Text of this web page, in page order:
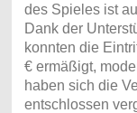
des Spieles ist
Dank der
konnten die
€ ermäßigt,
haben sich die
entschlossen